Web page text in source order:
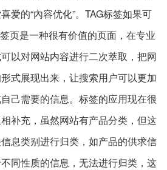
爱的“內容优化”。TAG标签如果可
页是一种很有价值的页面，在专业
以对网站内容进行二次萃取，把网
式展现出来，让搜索用户可以更加
己需要的信息。标签的应用现在很
补充，虽然网站有产品分类，但这
息类别进行归类，如产品的供求信
同性质的信息，无法进行归类，这